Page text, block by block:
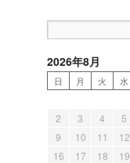
2026年8月
日 月 火 水
2
3 4 5
9
10 11 12
16
17 18 19